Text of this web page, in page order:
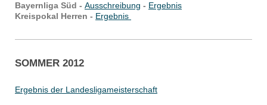
Bayernliga Süd - Ausschreibung - Ergebnis
Kreispokal Herren - Ergebnis
SOMMER 2012
Ergebnis der Landesligameisterschaft